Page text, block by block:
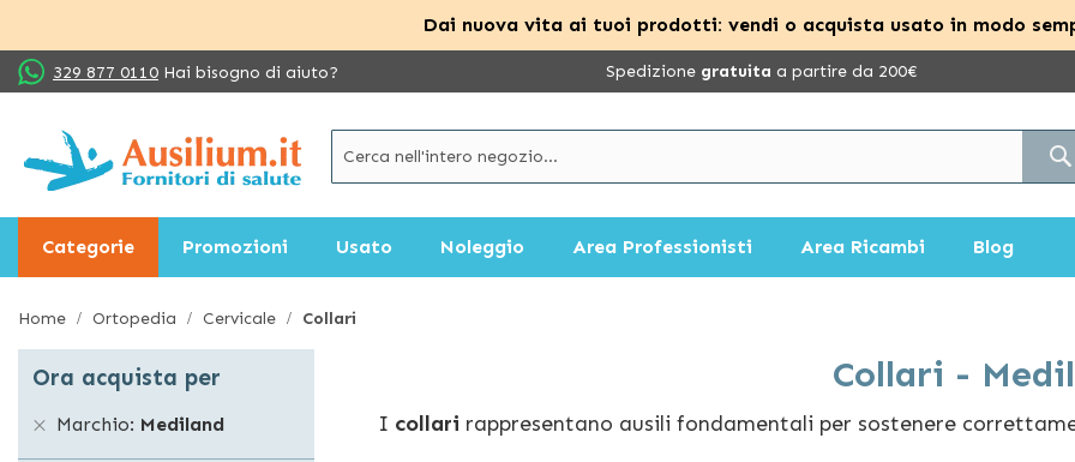
Dai nuova vita ai tuoi prodotti: vendi o acquista usato in modo
Salta
al
329 877 0110 Hai bisogno di aiuto? Spedizione gratuita a partire da 200€
Categorie Promozioni Usato Noleggio Area Professionisti Area Ricambi Blog
Home Ortopedia Cervicale Collari
Collari -
I collari rappresentano ausili fondamentali per sostenere
Ora acquista per
Marchio Mediland